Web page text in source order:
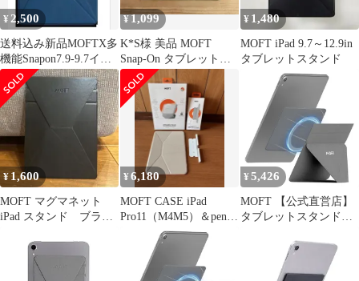
ー） 0
軽量 折り畳み式 コンパ
ts
¥ 2,500
送料込み新品MOFTX多
機能Snapon7.9-9.7イン
チ用タブレットスタン
ド
¥1,099
K*S様 美品 MOFT
Snap-On タブレットス
タンド iPad12.9対
¥ 1,480
MOFT iPad 9.7～12.9in
タブレットスタンド
¥ 1,600
MOFT マグマネット
iPad スタンド ブラッ
¥6,180
MOFT CASE iPad
Pro11（M4M5）＆pencil
¥ 5,426
MOFT 【公式直営店】
タブレットスタンド
ト式 角度調整 極薄 超
軽量 折りたたみ iPad
Mini対応 持ち運び便利